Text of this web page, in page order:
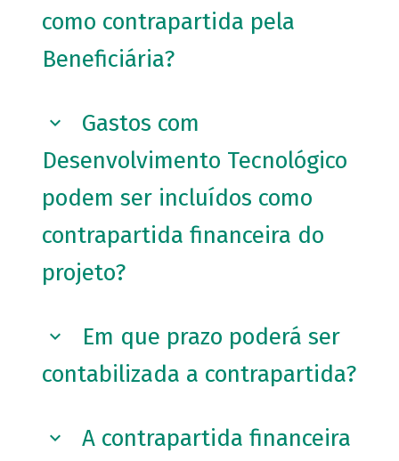
como contrapartida pela
Beneficiária?
Gastos com
Desenvolvimento Tecnológico
podem ser incluídos como
contrapartida financeira do
projeto?
Em que prazo poderá ser
contabilizada a contrapartida?
A contrapartida financeira